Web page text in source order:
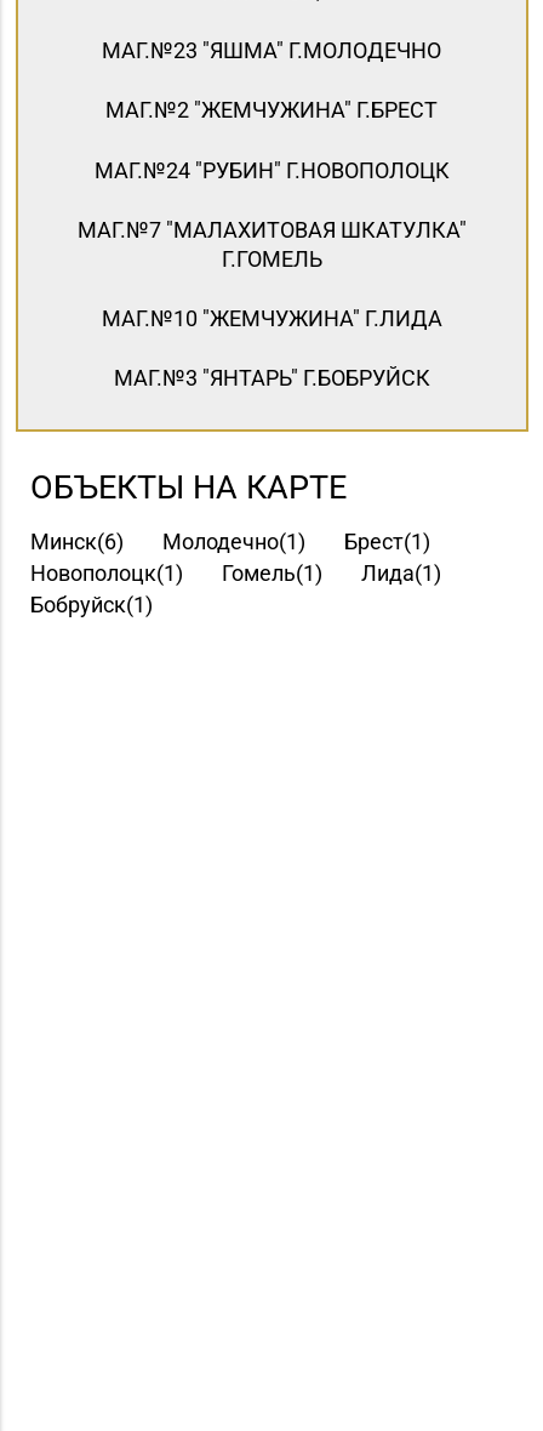
МАГ.№23 "ЯШМА" Г.МОЛОДЕЧНО
МАГ.№2 "ЖЕМЧУЖИНА" Г.БРЕСТ
МАГ.№24 "РУБИН" Г.НОВОПОЛОЦК
МАГ.№7 "МАЛАХИТОВАЯ ШКАТУЛКА"
Г.ГОМЕЛЬ
МАГ.№10 "ЖЕМЧУЖИНА" Г.ЛИДА
МАГ.№3 "ЯНТАРЬ" Г.БОБРУЙСК
ОБЪЕКТЫ НА КАРТЕ
Минск(6) Молодечно(1)
Брест(1)
Новополоцк(1)
Гомель(1)
Лида(1)
Бобруйск(1)